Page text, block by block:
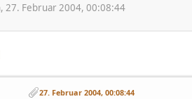
27. Februar 2004, 00:08:44
27. Februar 2004, 00:08:44